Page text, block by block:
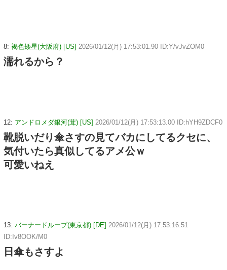
8: 褐色矮星(大阪府) [US] 2026/01/12(月) 17:53:01.90 ID:Y/vJvZOM0
濡れるから？
12: アンドロメダ銀河(茸) [US] 2026/01/12(月) 17:53:13.00 ID:hYH9ZDCF0
靴脱いだり傘さすの見てバカにしてるクセに、
気付いたら真似してるアメ公ｗ
可愛いねえ
13: バーナードループ(東京都) [DE] 2026/01/12(月) 17:53:16.51
ID:Iv8OOK/M0
日傘もさすよ